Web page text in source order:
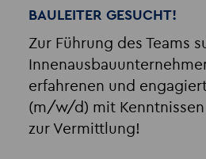
BAULEITER GESUCHT!
Zur Führung des Teams
erfahrenen und
(m/w/d) mit
zur Vermittlung!